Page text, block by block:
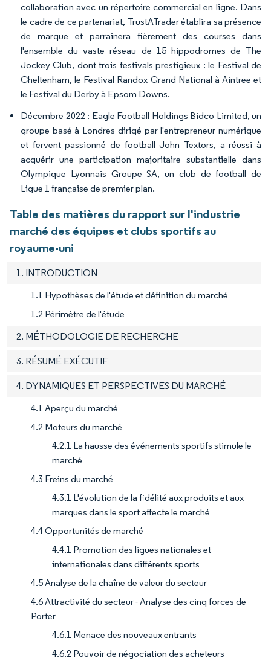
collaboration avec un répertoire commercial en ligne. Dans
le cadre de ce partenariat, TrustATrader établira sa présence
de marque et parrainera fièrement des courses dans
l'ensemble du vaste réseau de 15 hippodromes de The
Jockey Club, dont trois festivals prestigieux : le Festival de
Cheltenham, le Festival Randox Grand National à Aintree et
le Festival du Derby à Epsom Downs.
Décembre 2022 : Eagle Football Holdings Bidco Limited, un
groupe basé à Londres dirigé par l'entrepreneur numérique
et fervent passionné de football John Textors, a réussi à
acquérir une participation majoritaire substantielle dans
Olympique Lyonnais Groupe SA, un club de football de
Ligue 1 française de premier plan.
Table des matières du rapport sur l'industrie
marché des équipes et clubs sportifs au
royaume-uni
1. INTRODUCTION
1.1 Hypothèses de l'étude et définition du marché
1.2 Périmètre de l'étude
2. MÉTHODOLOGIE DE RECHERCHE
3. RÉSUMÉ EXÉCUTIF
4. DYNAMIQUES ET PERSPECTIVES DU MARCHÉ
4.1 Aperçu du marché
4.2 Moteurs du marché
4.2.1 La hausse des événements sportifs stimule le
marché
4.3 Freins du marché
4.3.1 L'évolution de la fidélité aux produits et aux
marques dans le sport affecte le marché
4.4 Opportunités de marché
4.4.1 Promotion des ligues nationales et
internationales dans différents sports
4.5 Analyse de la chaîne de valeur du secteur
4.6 Attractivité du secteur - Analyse des cinq forces de
Porter
4.6.1 Menace des nouveaux entrants
4.6.2 Pouvoir de négociation des acheteurs